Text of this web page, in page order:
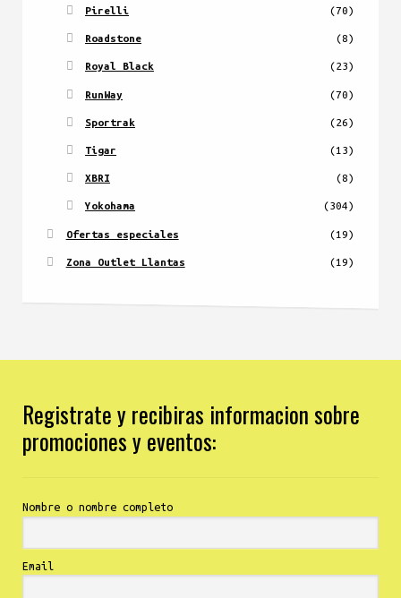
Pirelli (70)
Roadstone (8)
Royal Black (23)
RunWay (70)
Sportrak (26)
Tigar (13)
XBRI (8)
Yokohama (304)
Ofertas especiales (19)
Zona Outlet Llantas (19)
Registrate y recibiras informacion sobre
promociones y eventos:
Nombre o nombre completo
Email